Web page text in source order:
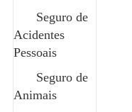
Seguro de
Acidentes
Pessoais
Seguro de
Animais